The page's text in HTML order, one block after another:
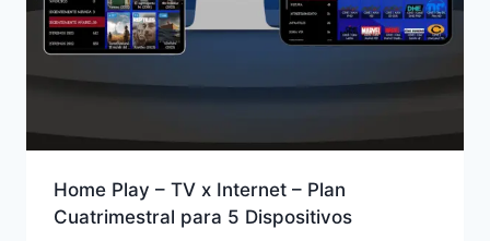
Home Play – TV x Internet – Plan
Cuatrimestral para 5 Dispositivos